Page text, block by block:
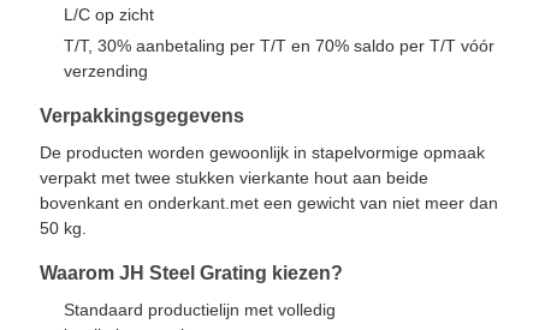
L/C op zicht
T/T, 30% aanbetaling per T/T en 70% saldo per T/T vóór
verzending
Verpakkingsgegevens
De producten worden gewoonlijk in stapelvormige opmaak
verpakt met twee stukken vierkante hout aan beide
bovenkant en onderkant.met een gewicht van niet meer dan
50 kg.
Waarom JH Steel Grating kiezen?
Standaard productielijn met volledig